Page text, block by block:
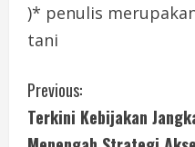
)* penulis
tani
C
o
Previous:
Terkini Kebijakan